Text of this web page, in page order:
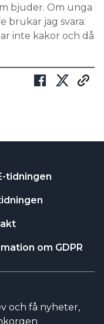
bjuder. Om unga
brukar jag svara:
inte kakor och då
tidningen
om GDPR
och få nyheter,